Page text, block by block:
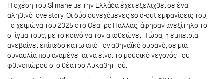
Η σχέση του Slimane με την Ελλάδα έχει εξελιχθεί σε ένα
αληθινό love story. Οι δύο συνεχόμενες sold-out εμφανίσεις του,
το χειμώνα του 2025 στο Θέατρο Παλλάς, άφησαν ανεξίτηλο το
στίγμα τους, με το κοινό να τον αποθεώνει. Τώρα, η εμπειρία
ανεβαίνει επίπεδο κάτω από τον αθηναϊκό ουρανό, σε μια
συναυλία που αναμένεται να είναι το μουσικό γεγονός του
φθινοπώρου στο θέατρο Λυκαβηττού.